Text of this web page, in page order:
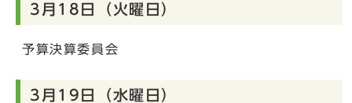
3月18日（火曜日）
予算決算委員会
3月19日（水曜日）